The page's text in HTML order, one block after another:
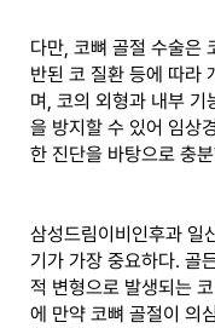
다만, 코뼈 골절 수술은
반된 코 질환 등에 따라
며, 코의 외형과 내부 기
을 방지할 수 있어 임상
한 진단을 바탕으로 충
삼성드림이비인후과 일
기가 가장 중요하다. 골
적 변형으로 발생되는
에 만약 코뼈 골절이 의